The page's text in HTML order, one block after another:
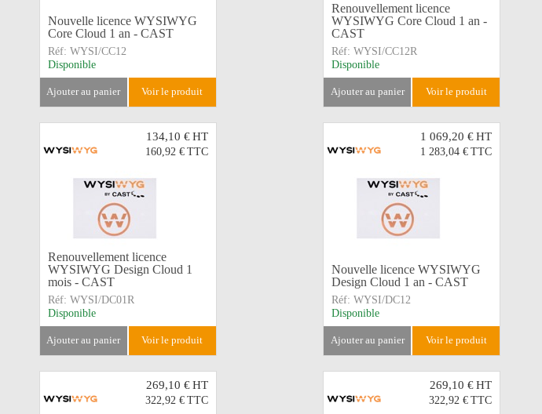
Nouvelle licence WYSIWYG
Core Cloud 1 an - CAST
Réf: WYSI/CC12
Disponible
ajouter au panier voir le produit
Renouvellement licence
WYSIWYG Core Cloud 1 an -
CAST
Réf: WYSI/CC12R
Disponible
ajouter au panier voir le produit
134,10 € HT
160,92 € TTC
Renouvellement licence
WYSIWYG Design Cloud 1
mois - CAST
Réf: WYSI/DC01R
Disponible
ajouter au panier voir le produit
1 069,20 €HT
1 283,04 € TTC
Nouvelle licence WYSIWYG
Design Cloud 1 an - CAST
Réf: WYSI/DC12
Disponible
ajouter au panier voir le produit
269,10 € HT
322,92 € TTC
269,10 €HT
322,92 € TTC